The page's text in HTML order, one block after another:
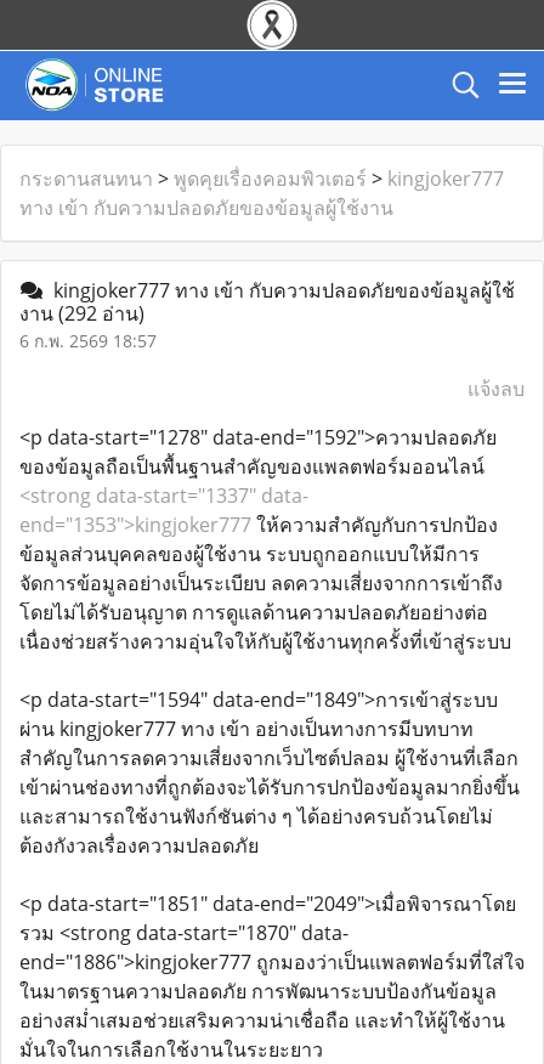
กระดานสนทนา >พูดคุยเรื่องคอมพิวเตอร์ > kingjoker777
ทาง เข้า กับความปลอดภัยของข้อมูลผู้ใช้งาน
kingjoker777 ทาง เข้า กับความปลอดภัยของข้อมูลผู้ใช้
งาน(292 อ่าน)
6 ก.พ. 2569 18:57
แจ้งลบ
<p data-start="1278" data-end="1592">ความปลอดภัย
ของข้อมูลถือเป็นพื้นฐานสำคัญของแพลตฟอร์มออนไลน์
<strong data-start="1337" data-
end="1353">kingjoker777ให้ความสำคัญกับการปกป้อง
ข้อมูลส่วนบุคคลของผู้ใช้งาน ระบบถูกออกแบบให้มีการ
จัดการข้อมูลอย่างเป็นระเบียบ ลดความเสี่ยงจากการเข้าถึง
โดยไม่ได้รับอนุญาต การดูแลด้านความปลอดภัยอย่างต่อ
เนื่องช่วยสร้างความอุ่นใจให้กับผู้ใช้งานทุกครั้งที่เข้าสู่ระบบ
<p data-start="1594" data-end="1849">การเข้าสู่ระบบ
ผ่าน kingjoker777 ทาง เข้า อย่างเป็นทางการมีบทบาท
สำคัญในการลดความเสี่ยงจากเว็บไซต์ปลอม ผู้ใช้งานที่เลือก
เข้าผ่านช่องทางที่ถูกต้องจะได้รับการปกป้องข้อมูลมากยิ่งขึ้น
และสามารถใช้งานฟังก์ชันต่าง ๆ ได้อย่างครบถ้วนโดยไม่
ต้องกังวลเรื่องความปลอดภัย
<p data-start="1851" data-end="2049">เมื่อพิจารณาโดย
รวม <strong data-start="1870" data-
end="1886">kingjoker777 ถูกมองว่าเป็นแพลตฟอร์มที่ใส่ใจ
ในมาตรฐานความปลอดภัย การพัฒนาระบบป้องกันข้อมูล
อย่างสม่ำเสมอช่วยเสริมความน่าเชื่อถือ และทำให้ผู้ใช้งาน
มั่นใจในการเลือกใช้งานในระยะยาว